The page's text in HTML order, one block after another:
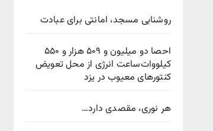
روشنایی مسجد، امانتی برای عبادت
احصا دو میلیون و ۵۰۹ هزار و ۵۵۰
کیلووات‌ساعت انرژی از محل تعویض
کنتورهای معیوب در یزد
هر نوری، مقصدی دارد…